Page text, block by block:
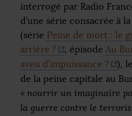
interrogé par Radio
d’une série consacrée à
(série Peine de mort : le
arrière ? , épisode Au
aveu d’impuissance ?
),
de la peine capitale au
« nourrir un imaginaire
la guerre contre le